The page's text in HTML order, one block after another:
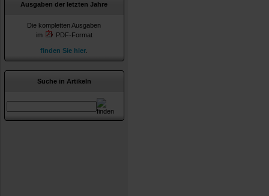
Ausgaben der letzten Jahre
Die kompletten Ausgaben
im
PDF-Format
finden Sie hier
Suche in Artikeln